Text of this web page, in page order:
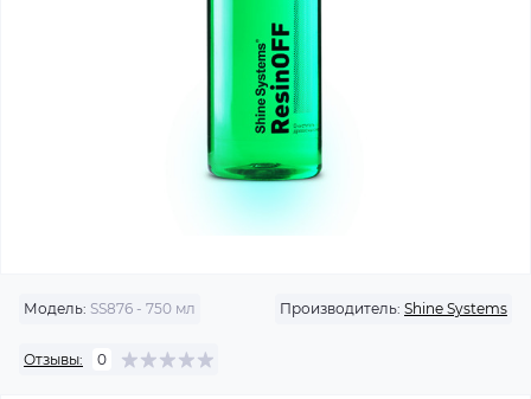
Модель: SS876 - 750 мл Производитель: Shine Systems
Отзывы: 0